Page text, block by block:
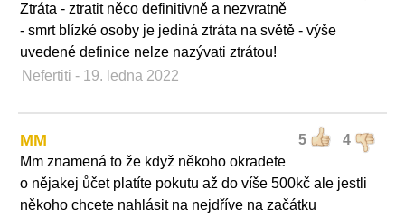
Ztráta - ztratit něco definitivně a nezvratně
- smrt blízké osoby je jediná ztráta na světě - výše
uvedené definice nelze nazývati ztrátou!
Nefertiti - 19. ledna 2022
5 4
MM
Mm znamená to že když někoho okradete
o nějakej ůčet platíte pokutu až do víše 500kč ale jestli
někoho chcete nahlásit na nejdříve na začátku